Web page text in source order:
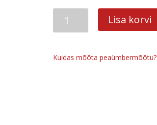
kogus
Lisa korvi
Kuidas mõõta peaümbermõõtu?